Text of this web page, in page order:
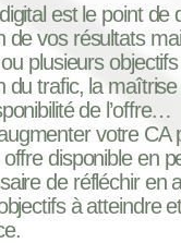
est le point de
de vos résultats
ou plusieurs
du trafic, la
de l’offre…
votre CA
disponible en
de réfléchir en
à atteindre